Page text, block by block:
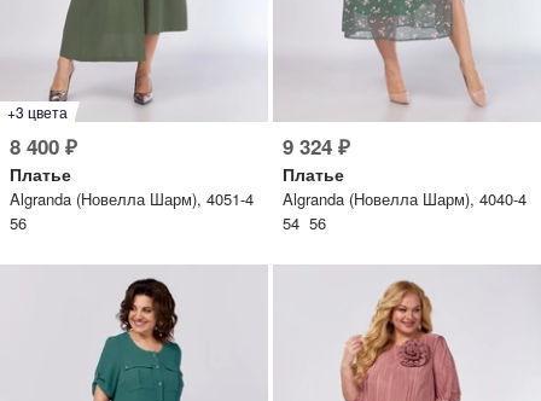
+3 цвета
8 400 ₽
Платье
Algranda (Новелла Шарм), 4051-4
56
9 324 ₽
Платье
Algranda (Новелла Шарм), 4040-4
54 56